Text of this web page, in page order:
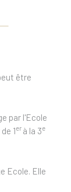
être
par l'Ecole
1er à la 3e
Ecole. Elle